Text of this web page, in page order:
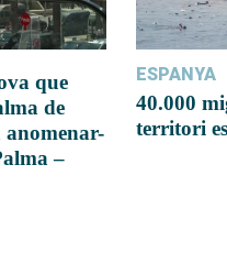
que
de
anomenar-
–
ESPANYA
40.000
territori